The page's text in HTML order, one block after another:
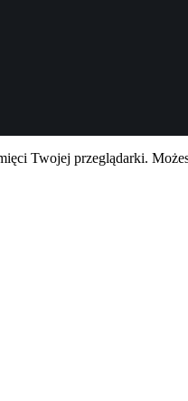
Twojej przeglądarki.